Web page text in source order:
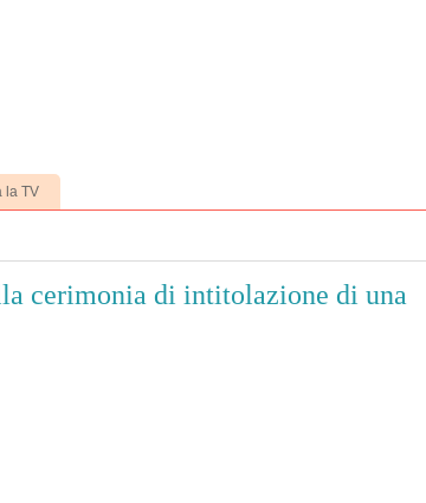
la TV
cerimonia di intitolazione di una